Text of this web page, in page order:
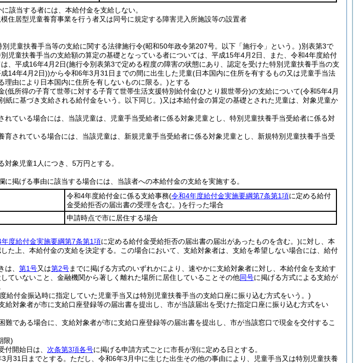
該当する者には、本給付金を支給しない。
住居型児童養育事業を行う者又は同号に規定する障害児入所施設等の設置者
別児童扶養手当等の支給に関する法律施行令(昭和50年政令第207号。以下「施行令」という。)別表第3で
児童扶養手当の支給額の算定の基礎となっている者については、平成15年4月2日、また、令和4年度給付
、平成16年4月2日(施行令別表第3で定める程度の障害の状態にあり、認定を受けた特別児童扶養手当の支
14年4月2日))から令和6年3月31日までの間に出生した児童(日本国内に住所を有するもの又は児童手当法
理由により日本国内に住所を有しないものに限る。)とする
(低所得の子育て世帯に対する子育て世帯生活支援特別給付金(ひとり親世帯分)の支給について(令和5年4月
紙に基づき支給される給付金をいう。以下同じ。)又は本給付金の算定の基礎とされた児童は、対象児童か
れている場合には、当該児童は、児童手当受給者に係る対象児童とし、特別児童扶養手当受給者に係る対
育されている場合には、当該児童は、新規児童手当受給者に係る対象児童とし、新規特別児童扶養手当受
象児童1人につき、5万円とする。
に掲げる事由に該当する場合には、当該者への本給付金の支給を実施する。
令和4年度給付金に係る支給事務(令和4年度給付金実施要綱第7条第1項に定める給付
金受給拒否の届出書の受理を含む。)を行った場合
申請時点で市に居住する場合
度給付金実施要綱第7条第1項に定める給付金受給拒否の届出書の届出があったものを含む。)に対し、本
た上、本給付金の支給を決定する。
この場合において、支給対象者は、支給を希望しない場合には、給付
は、 第1号又は第2号までに掲げる方式のいずれかにより、速やかに支給対象者に対し、本給付金を支給す
ていないこと、金融機関から著しく離れた場所に居住していることその他同号に掲げる方式による支給が
給付金振込時に指定していた児童手当又は特別児童扶養手当の支給口座に振り込む方式をいう。)
給対象者が市に支給口座登録等の届出書を提出し、市が当該届出を受けた指定口座に振り込む方式をい
難である場合に、支給対象者が市に支給口座登録等の届出書を提出し、市が当該窓口で現金を交付するこ
限)
開始日は、 次条第3項各号に掲げる申請方式ごとに市長が別に定める日とする。
月31日までとする。 ただし、令和6年3月中に生じた出生その他の事由により、児童手当又は特別児童扶養